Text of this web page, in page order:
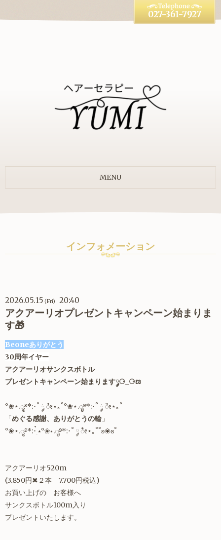
027-361-7927
MENU
インフォメーション
2026.05.15 (Fri) 20:40
アクアーリオプレゼントキャンペーン始まりま
す🎁
Beoneありがとう
30周年イヤー
アクアーリオサンクスボトル
プレゼントキャンペーン始まります༘⚆_⚆ಣ
°❀⋆.ೃ࿔*:･˚ ༘ ೀ⋆｡˚°❀⋆.ೃ࿔*:･˚ ༘ ೀ⋆｡˚
「めぐる感謝、ありがとうの輪」
°❀⋆.ೃ࿔*:･๋࣭ ⭑°❀⋆.ೃ࿔*:･˚ ༘ ೀ⋆｡˚˚ʚ❀ɞ˚
アクアーリオ520m
(3.850円✖︎２本 7.700円税込)
お買い上げの お客様へ
サンクスボトル100m入り
プレゼントいたします。